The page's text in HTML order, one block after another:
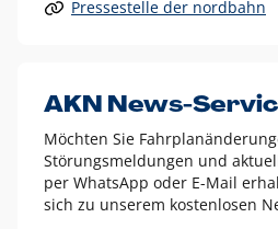
Alle anderen Logo-Varianten
Diese Ausnahmen sind zum
dem AKN Blau,
weißes Logo auf
schwarzes Logo für reine
Pressestelle der nordbahn
AKN News-
Möchten Sie
Störungsmeldungen und
per WhatsApp oder E-Mail
sich zu unserem kostenlosen